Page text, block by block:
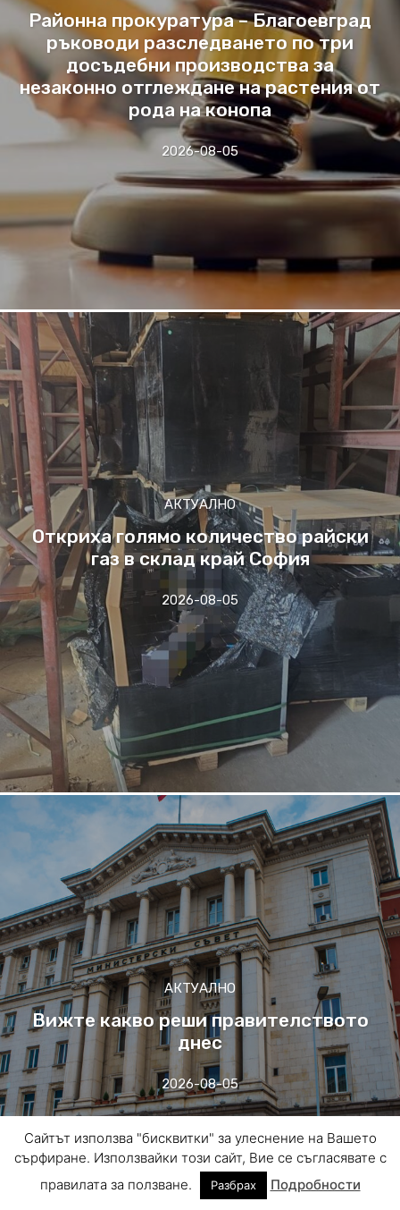
Районна прокуратура – Благоевград
ръководи разследването по три
досъдебни производства за
незаконно отглеждане на растения от
рода на конопа
2026-08-05
АКТУАЛНО
Откриха голямо количество райски
газ в склад край София
2026-08-05
АКТУАЛНО
Вижте какво реши правителството
днес
2026-08-05
Сайтът използва "бисквитки" за улеснение на Вашето
сърфиране. Използвайки този сайт, Вие се съгласявате с
правилата за ползване.
Разбрах Подробности